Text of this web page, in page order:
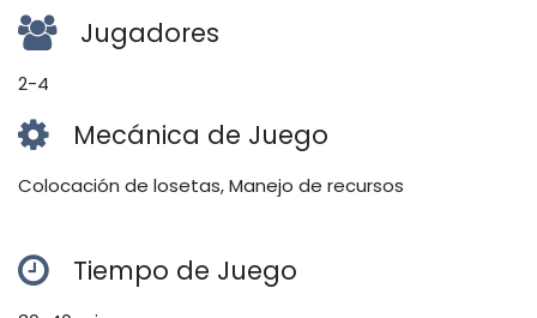
Jugadores
2-4
Mecánica de Juego
Colocación de losetas, Manejo de recursos
Tiempo de Juego